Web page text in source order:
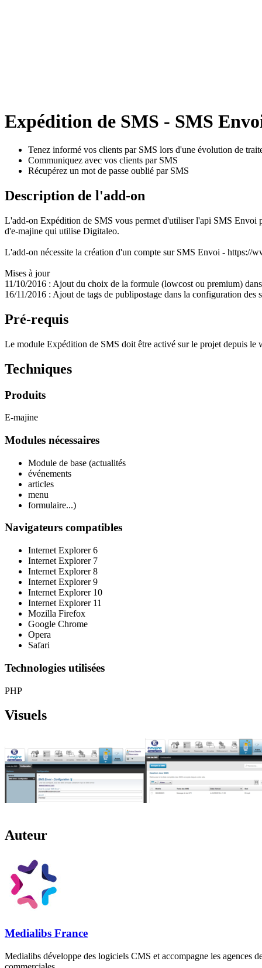
Expédition de SMS - SMS
Tenez informé vos clients par SMS lors d'une évolution de
Communiquez avec vos clients par SMS
Récupérez un mot de passe oublié par SMS
Description de l'add-on
L'add-on Expédition de SMS vous permet d'utiliser l'api SMS Envoi
d'e-majine qui utilise Digitaleo.
L'add-on nécessite la création d'un compte sur SMS Envoi - https://
Mises à jour
11/10/2016 : Ajout du choix de la formule (lowcost ou premium)
16/11/2016 : Ajout de tags de publipostage dans la configuration des
Pré-requis
Le module Expédition de SMS doit être activé sur le projet depuis le
Techniques
Produits
E-majine
Modules nécessaires
Module de base (actualités
événements
articles
menu
formulaire...)
Navigateurs compatibles
Internet Explorer 6
Internet Explorer 7
Internet Explorer 8
Internet Explorer 9
Internet Explorer 10
Internet Explorer 11
Mozilla Firefox
Google Chrome
Opera
Safari
Technologies utilisées
PHP
Visuels
Auteur
Medialibs France
Medialibs développe des logiciels CMS et accompagne les agences